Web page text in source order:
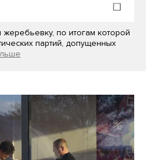
по итогам которой
партий, допущенных